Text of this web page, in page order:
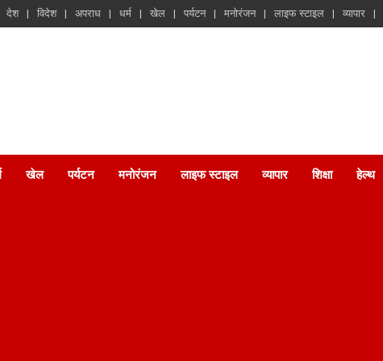
देश विदेश अपराध धर्म खेल पर्यटन मनोरंजन लाइफ स्टाइल व्यापार
खेल पर्यटन मनोरंजन लाइफ स्टाइल व्यापार शिक्षा हेल्थ